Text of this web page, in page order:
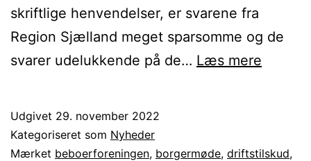
skriftlige henvendelser, er svarene fra
Region Sjælland meget sparsomme og de
svarer udelukkende på de… Læs mere
Udgivet 29. november 2022
Kategoriseret som Nyheder
Mærket beboerforeningen, borgermøde, driftstilskud,